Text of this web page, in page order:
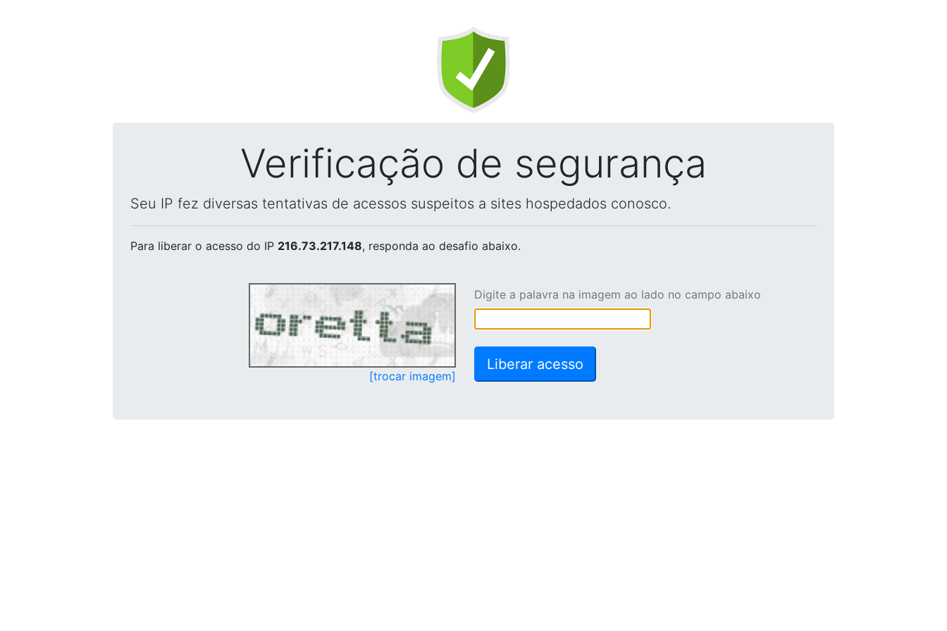
Verificação de segurança
Seu IP fez diversas tentativas de acessos suspeitos a sites hospedados conosco.
Para liberar o acesso do IP 216.73.217.148, responda ao desafio abaixo.
[trocar imagem]
Digite a palavra na imagem ao lado no campo abaixo